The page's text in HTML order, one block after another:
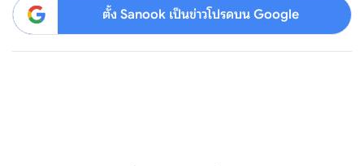
ตั้ง Sanook เป็นข่าวโปรดบน Google